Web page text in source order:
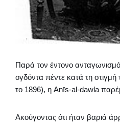
Παρά τον έντονο
ογδόντα πέντε κατά τη
το 1896), η Anīs-al-dawla
Ακούγοντας ότι ήταν βαριά